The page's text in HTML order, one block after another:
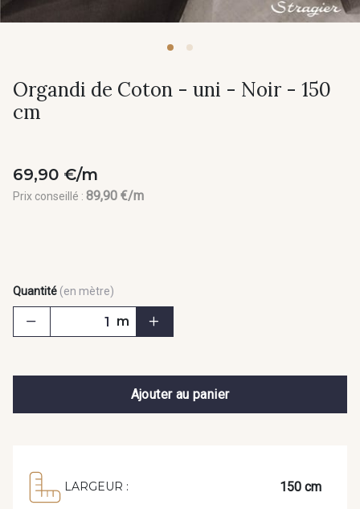
Organdi de Coton - uni - Noir - 150
cm
69,90 €/m
Prix conseillé : 89,90 €/m
Quantité (en mètre)
m
Ajouter au panier
LARGEUR : 150 cm